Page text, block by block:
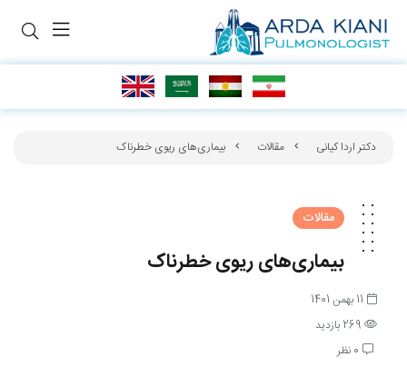
دکتر اردا کیانی مقالات بیماری‌های ریوی خطرناک
مقالات
بیماری‌های ریوی خطرناک
11 بهمن 1401
269 بازدید
0 نظر